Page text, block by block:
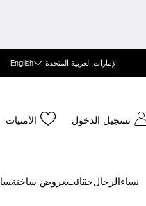
الإمارات العربية المتحدة English
تسجيل الدخول الأمنيات
نساء الرجالحقائب‍عروض ساخنة